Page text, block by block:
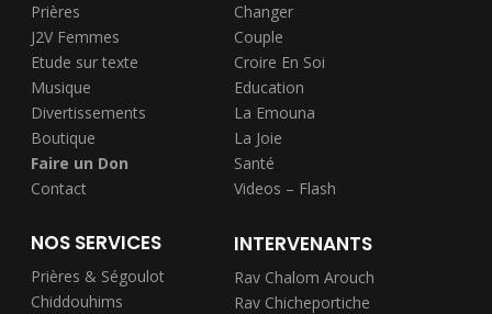
Prières
J2V Femmes
Etude sur texte
Musique
Divertissements
Boutique
Faire un Don
Contact
Changer
Couple
Croire En Soi
Education
La Emouna
La Joie
Santé
Videos – Flash
NOS SERVICES
Prières & Ségoulot
Chiddouhims
INTERVENANTS
Rav Chalom Arouch
Rav Chicheportiche